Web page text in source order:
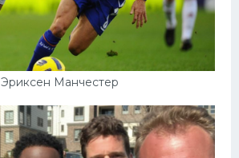
Эриксен Манчестер